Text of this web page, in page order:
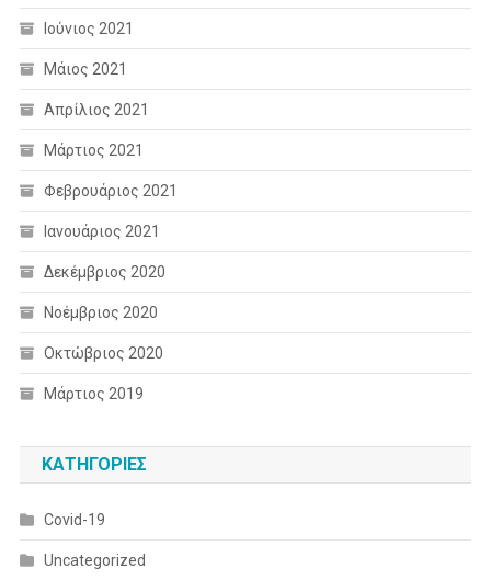
Ιούνιος 2021
Μάιος 2021
Απρίλιος 2021
Μάρτιος 2021
Φεβρουάριος 2021
Ιανουάριος 2021
Δεκέμβριος 2020
Νοέμβριος 2020
Οκτώβριος 2020
Μάρτιος 2019
KΑΤΗΓΟΡΊΕΣ
Covid-19
Uncategorized